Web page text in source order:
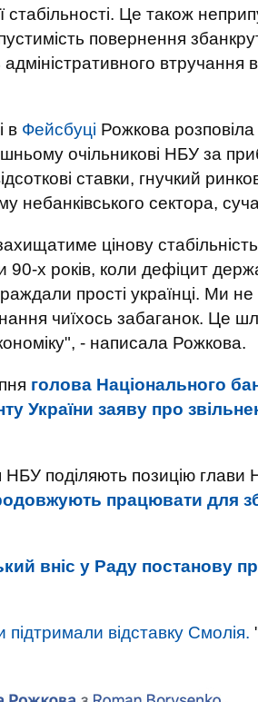
стабільності. Це також
повернення
втручання
в Фейсбуці Рожкова
очільникові НБУ за
ставки, гнучкий
небанківського сектора,
цінову
90-х років, коли дефіцит
прості українці. Ми
чиїхось забаганок. Це
- написала Рожкова.
голова Національного
України заяву про
НБУ поділяють позицію
працювати для
вніс у Раду постанову
підтримали відставку Смолія.